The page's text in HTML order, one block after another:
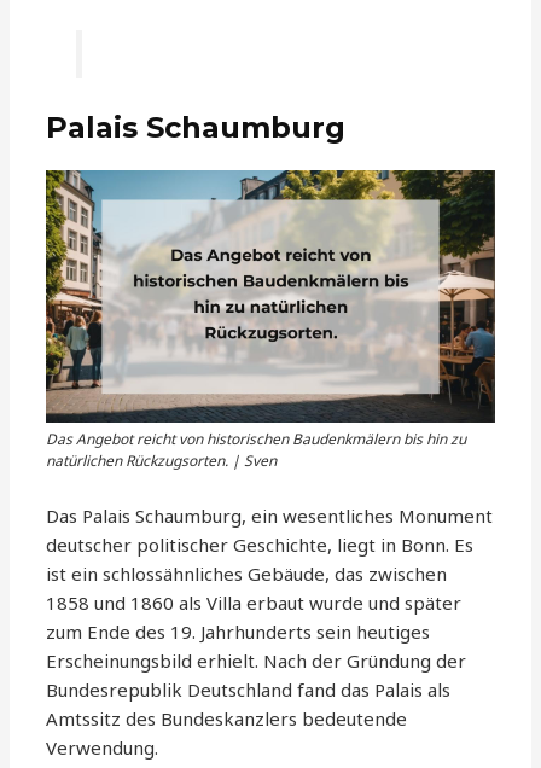
Palais Schaumburg
Das Angebot reicht von historischen Baudenkmälern bis hin zu
natürlichen Rückzugsorten. | Sven
Das Palais Schaumburg, ein wesentliches Monument
deutscher politischer Geschichte, liegt in Bonn. Es
ist ein schlossähnliches Gebäude, das zwischen
1858 und 1860 als Villa erbaut wurde und später
zum Ende des 19. Jahrhunderts sein heutiges
Erscheinungsbild erhielt. Nach der Gründung der
Bundesrepublik Deutschland fand das Palais als
Amtssitz des Bundeskanzlers bedeutende
Verwendung.